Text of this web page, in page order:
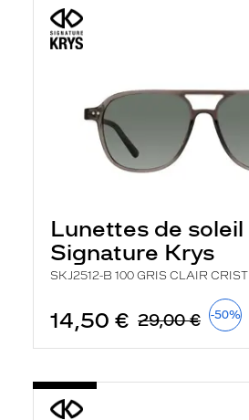
Lunettes de soleil
Signature Krys
SKJ2512-B 100 GRIS CLAIR CRIST
14,50 € 29,00 € -50%